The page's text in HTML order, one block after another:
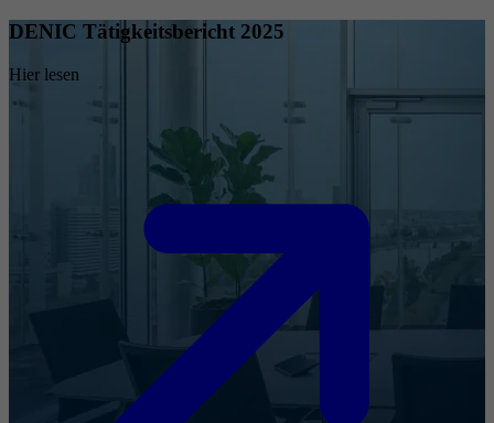
DENIC Tätigkeitsbericht 2025
Hier lesen